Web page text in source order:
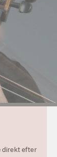
direkt efter